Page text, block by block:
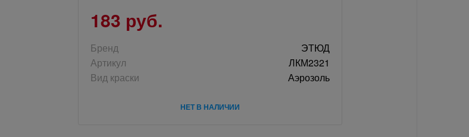
183 руб.
Бренд
ЭТЮД
Артикул
ЛКМ2321
Вид краски
Аэрозоль
НЕТ В НАЛИЧИИ